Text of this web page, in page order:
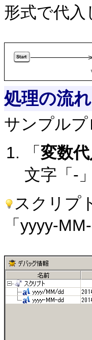
形式で代入
処理の流れ
サンプル
「 変数
文字「-
スクリプ
「yyyy-